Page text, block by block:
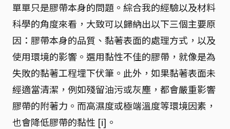
單單只是膠帶本身的問題。綜合我的經驗以及材料
科學的角度來看，大致可以歸納出以下三個主要原
因：膠帶本身的品質、黏著表面的處理方式，以及
使用環境的影響。選用黏性不佳的膠帶，就像是為
失敗的黏著工程埋下伏筆。此外，如果黏著表面未
經適當清潔，例如殘留油污或灰塵，都會嚴重影響
膠帶的附著力。而高濕度或極端溫度等環境因素，
也會降低膠帶的黏性 [i]。